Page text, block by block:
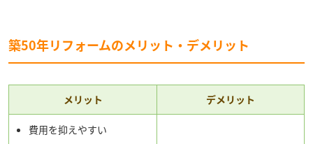
築50年リフォームのメリット・デメリット
メリット デメリット
費用を抑えやすい